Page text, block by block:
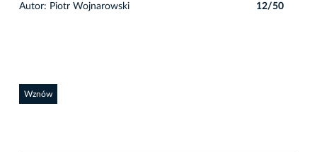
Autor: Piotr Wojnarowski 12/50
Wznów